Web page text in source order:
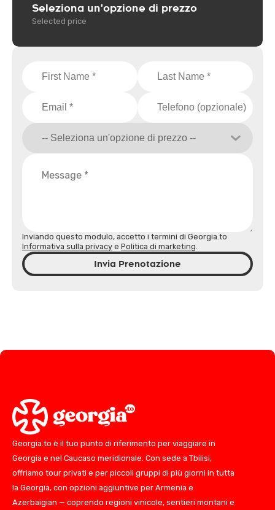
Inviando questo modulo, accetto i termini di Georgia.to
Informativa sulla privacy e Politica di marketing.
Invia Prenotazione
Seleziona un'opzione di prezzo
Selected price
Georgia.to è il tuo punto di riferimento per viaggiare in
Georgia e nel Caucaso meridionale. Con sede a Tbilisi,
offriamo tour privati e per piccoli gruppi di più giorni in tutta
la Georgia, con opzioni aggiuntive per Armenia e
Azerbaigian — coprendo regioni vinicole, sentieri montani e